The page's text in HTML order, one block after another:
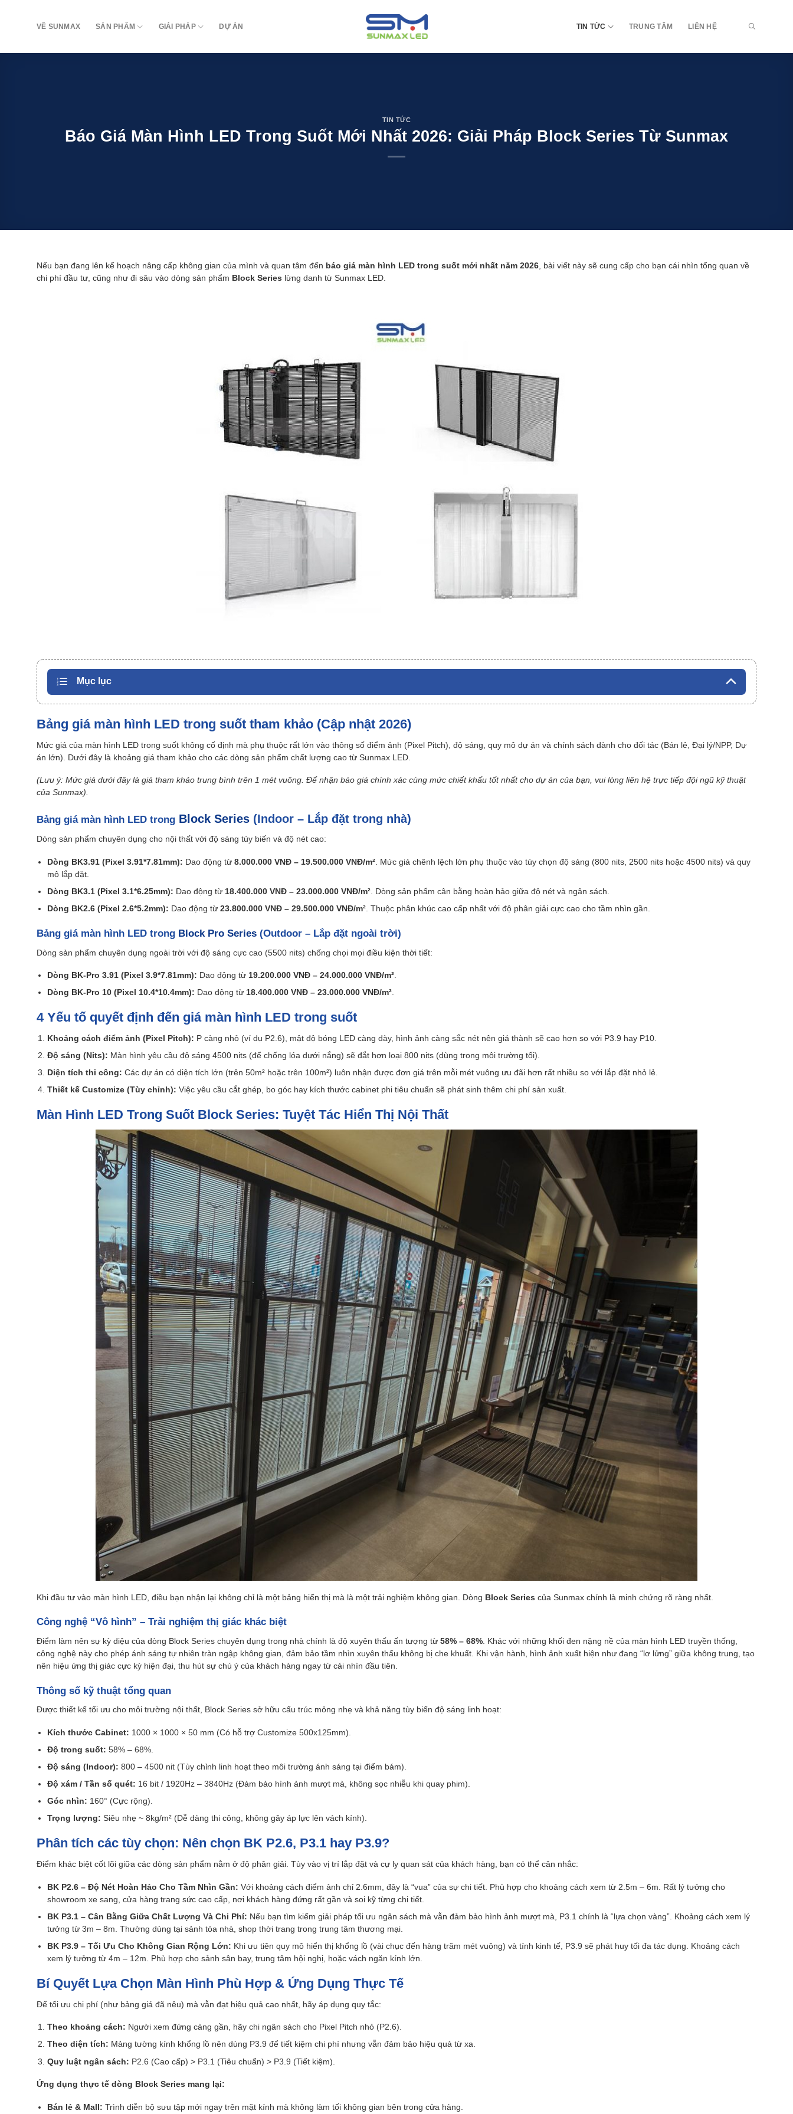
VỀ SUNMAX SẢN PHẨM GIẢI PHÁP DỰ ÁN TIN TỨC TRUNG TÂM LIÊN HỆ
TIN TỨC
Báo Giá Màn Hình LED Trong Suốt Mới Nhất 2026: Giải Pháp Block Series Từ Sunmax
Nếu bạn đang lên kế hoạch nâng cấp không gian của mình và quan tâm đến báo giá màn hình LED trong suốt mới nhất năm 2026, bài viết này sẽ cung cấp cho bạn cái nhìn tổng quan về
chi phí đầu tư, cũng như đi sâu vào dòng sản phẩm Block Series lừng danh từ Sunmax LED.
Mục lục
Bảng giá màn hình LED trong suốt tham khảo (Cập nhật 2026)
Mức giá của màn hình LED trong suốt không cố định mà phụ thuộc rất lớn vào thông số điểm ảnh (Pixel Pitch), độ sáng, quy mô dự án và chính sách dành cho đối tác (Bán lẻ, Đại lý/NPP, Dự
án lớn). Dưới đây là khoảng giá tham khảo cho các dòng sản phẩm chất lượng cao từ Sunmax LED.
(Lưu ý: Mức giá dưới đây là giá tham khảo trung bình trên 1 mét vuông. Để nhận báo giá chính xác cùng mức chiết khấu tốt nhất cho dự án của bạn, vui lòng liên hệ trực tiếp đội ngũ kỹ thuật
của Sunmax).
Bảng giá màn hình LED trong Block Series (Indoor – Lắp đặt trong nhà)
Dòng sản phẩm chuyên dụng cho nội thất với độ sáng tùy biến và độ nét cao:
Dòng BK3.91 (Pixel 3.91*7.81mm): Dao động từ 8.000.000 VNĐ – 19.500.000 VNĐ/m². Mức giá chênh lệch lớn phụ thuộc vào tùy chọn độ sáng (800 nits, 2500 nits hoặc 4500 nits) và quy
mô lắp đặt.
Dòng BK3.1 (Pixel 3.1*6.25mm): Dao động từ 18.400.000 VNĐ – 23.000.000 VNĐ/m². Dòng sản phẩm cân bằng hoàn hảo giữa độ nét và ngân sách.
Dòng BK2.6 (Pixel 2.6*5.2mm): Dao động từ 23.800.000 VNĐ – 29.500.000 VNĐ/m². Thuộc phân khúc cao cấp nhất với độ phân giải cực cao cho tầm nhìn gần.
Bảng giá màn hình LED trong Block Pro Series (Outdoor – Lắp đặt ngoài trời)
Dòng sản phẩm chuyên dụng ngoài trời với độ sáng cực cao (5500 nits) chống chọi mọi điều kiện thời tiết:
Dòng BK-Pro 3.91 (Pixel 3.9*7.81mm): Dao động từ 19.200.000 VNĐ – 24.000.000 VNĐ/m².
Dòng BK-Pro 10 (Pixel 10.4*10.4mm): Dao động từ 18.400.000 VNĐ – 23.000.000 VNĐ/m².
4 Yếu tố quyết định đến giá màn hình LED trong suốt
Khoảng cách điểm ảnh (Pixel Pitch): P càng nhỏ (ví dụ P2.6), mật độ bóng LED càng dày, hình ảnh càng sắc nét nên giá thành sẽ cao hơn so với P3.9 hay P10.
Độ sáng (Nits): Màn hình yêu cầu độ sáng 4500 nits (để chống lóa dưới nắng) sẽ đắt hơn loại 800 nits (dùng trong môi trường tối).
Diện tích thi công: Các dự án có diện tích lớn (trên 50m² hoặc trên 100m²) luôn nhận được đơn giá trên mỗi mét vuông ưu đãi hơn rất nhiều so với lắp đặt nhỏ lẻ.
Thiết kế Customize (Tùy chỉnh): Việc yêu cầu cắt ghép, bo góc hay kích thước cabinet phi tiêu chuẩn sẽ phát sinh thêm chi phí sản xuất.
Màn Hình LED Trong Suốt Block Series: Tuyệt Tác Hiển Thị Nội Thất
Khi đầu tư vào màn hình LED, điều bạn nhận lại không chỉ là một bảng hiển thị mà là một trải nghiệm không gian. Dòng Block Series của Sunmax chính là minh chứng rõ ràng nhất.
Công nghệ “Vô hình” – Trải nghiệm thị giác khác biệt
Điểm làm nên sự kỳ diệu của dòng Block Series chuyên dụng trong nhà chính là độ xuyên thấu ấn tượng từ 58% – 68% . Khác với những khối đen nặng nề của màn hình LED truyền thống,
công nghệ này cho phép ánh sáng tự nhiên tràn ngập không gian, đảm bảo tầm nhìn xuyên thấu không bị che khuất. Khi vận hành, hình ảnh xuất hiện như đang “lơ lửng” giữa không trung, tạo
nên hiệu ứng thị giác cực kỳ hiện đại, thu hút sự chú ý của khách hàng ngay từ cái nhìn đầu tiên.
Thông số kỹ thuật tổng quan
Được thiết kế tối ưu cho môi trường nội thất, Block Series sở hữu cấu trúc mỏng nhẹ và khả năng tùy biến độ sáng linh hoạt:
Kích thước Cabinet: 1000 × 1000 × 50 mm (Có hỗ trợ Customize 500x125mm).
Độ trong suốt: 58% – 68%.
Độ sáng (Indoor): 800 – 4500 nit (Tùy chỉnh linh hoạt theo môi trường ánh sáng tại điểm bám).
Độ xám / Tần số quét: 16 bit / 1920Hz – 3840Hz (Đảm bảo hình ảnh mượt mà, không sọc nhiễu khi quay phim).
Góc nhìn: 160° (Cực rộng).
Trọng lượng: Siêu nhẹ ~ 8kg/m² (Dễ dàng thi công, không gây áp lực lên vách kính).
Phân tích các tùy chọn: Nên chọn BK P2.6, P3.1 hay P3.9?
Điểm khác biệt cốt lõi giữa các dòng sản phẩm nằm ở độ phân giải. Tùy vào vị trí lắp đặt và cự ly quan sát của khách hàng, bạn có thể cân nhắc:
BK P2.6 – Độ Nét Hoàn Hảo Cho Tầm Nhìn Gần: Với khoảng cách điểm ảnh chỉ 2.6mm, đây là “vua” của sự chi tiết. Phù hợp cho khoảng cách xem từ 2.5m – 6m. Rất lý tưởng cho
showroom xe sang, cửa hàng trang sức cao cấp, nơi khách hàng đứng rất gần và soi kỹ từng chi tiết.
BK P3.1 – Cân Bằng Giữa Chất Lượng Và Chi Phí: Nếu bạn tìm kiếm giải pháp tối ưu ngân sách mà vẫn đảm bảo hình ảnh mượt mà, P3.1 chính là “lựa chọn vàng”. Khoảng cách xem lý
tưởng từ 3m – 8m. Thường dùng tại sảnh tòa nhà, shop thời trang trong trung tâm thương mại.
BK P3.9 – Tối Ưu Cho Không Gian Rộng Lớn: Khi ưu tiên quy mô hiển thị khổng lồ (vài chục đến hàng trăm mét vuông) và tính kinh tế, P3.9 sẽ phát huy tối đa tác dụng. Khoảng cách
xem lý tưởng từ 4m – 12m. Phù hợp cho sảnh sân bay, trung tâm hội nghị, hoặc vách ngăn kính lớn.
Bí Quyết Lựa Chọn Màn Hình Phù Hợp & Ứng Dụng Thực Tế
Để tối ưu chi phí (như bảng giá đã nêu) mà vẫn đạt hiệu quả cao nhất, hãy áp dụng quy tắc:
Theo khoảng cách: Người xem đứng càng gần, hãy chi ngân sách cho Pixel Pitch nhỏ (P2.6).
Theo diện tích: Mảng tường kính khổng lồ nên dùng P3.9 để tiết kiệm chi phí nhưng vẫn đảm bảo hiệu quả từ xa.
Quy luật ngân sách: P2.6 (Cao cấp) > P3.1 (Tiêu chuẩn) > P3.9 (Tiết kiệm).
Ứng dụng thực tế dòng Block Series mang lại:
Bán lẻ & Mall: Trình diễn bộ sưu tập mới ngay trên mặt kính mà không làm tối không gian bên trong cửa hàng.